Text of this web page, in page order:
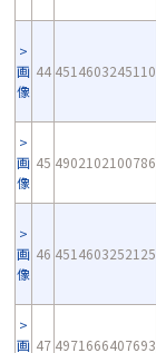
画
像
44 4514603245110
画
像
45 4902102100786
画
像
46 4514603252125
画 47 4971666407693